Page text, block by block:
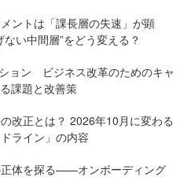
ントは「課長層の失速」が顕
い中間層”をどう変える？
ョン ビジネス改革のためのキャ
課題と改善策
改正とは？ 2026年10月に変わる
ライン」の内容
正体を探る——オンボーディング